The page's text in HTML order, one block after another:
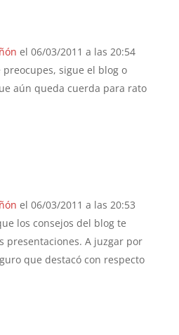
el 06/03/2011 a las 20:54
sigue el blog o
aún queda cuerda para rato
el 06/03/2011 a las 20:53
los consejos del blog te
presentaciones. A juzgar por
que destacó con respecto